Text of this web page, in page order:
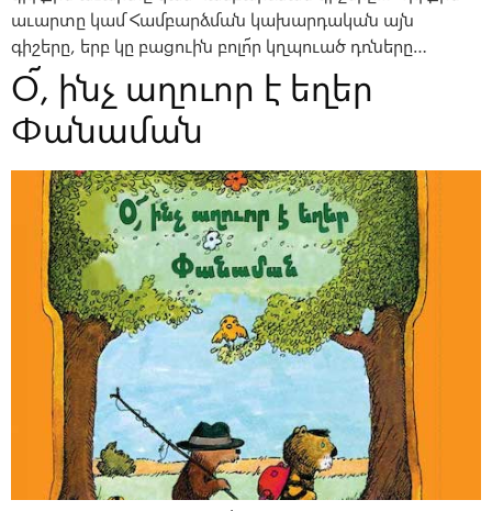
աւարտը կամ Համբարձման կախարդական այն
գիշերը, երբ կը բացուին բոլո՜ր կղպուած դռները…
Օ՜, ինչ աղուոր է եղեր
Փանաման